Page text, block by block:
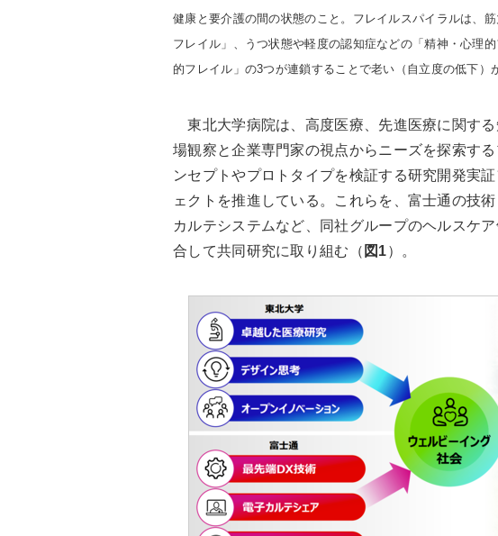
健康と要介護の間の状態のこと。フレイルスパイラルは、
フレイル」、うつ状態や軽度の認知症などの「精神・心理
的フレイル」の3つが連鎖することで老い（自立度の低下）
東北大学病院は、高度医療、先進医療に関す
場観察と企業専門家の視点からニーズを探索す
ンセプトやプロトタイプを検証する研究開発実
ェクトを推進している。これらを、富士通の技
カルテシステムなど、同社グループのヘルスケ
合して共同研究に取り組む（ 図1）。